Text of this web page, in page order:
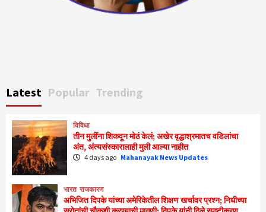
Latest Popular Trending
विविधा
तीन मुलींना शिकवून मोठं केलं; अखेर वृद्धाश्रमातच वडिलांचा
अंत, अंत्यसंस्कारालाही मुली आल्या नाहीत
4 days ago Mahanayak News Updates
भारत राजकारण
अभिजित दिपके यांच्या अमेरिकेतील शिक्षण खर्चावर प्रश्न; निधीच्या